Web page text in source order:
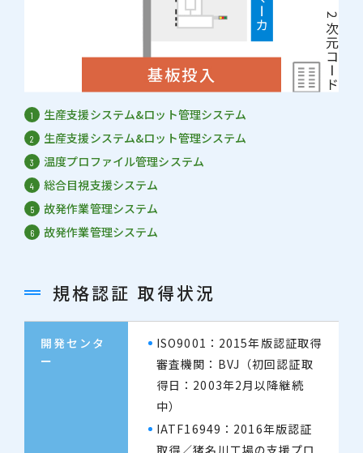
1 生産支援システム&ロット管理システム
2 生産支援システム&ロット管理システム
3 温度プロファイル管理システム
4 総合目視支援システム
5 故発作業管理システム
6 故発作業管理システム
規格認証 取得状況
開発センタ
ー
ISO9001：2015年版認証取得
審査機関：BVJ（初回認証取
得日：2003年2月以降継続
中）
IATF16949：2016年版認証